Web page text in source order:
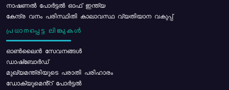
നാഷണൽ പോർട്ടൽ ഓഫ് ഇന്ത്യ
കേന്ദ്ര വനം പരിസ്ഥിതി കാലാവസ്ഥ വ്യതിയാന വകുപ്പ്
പ്രധാനപ്പെട്ട ലിങ്കുകൾ
ഓൺലൈൻ സേവനങ്ങൾ
ഡാഷ്ബോർഡ്
മുഖ്യമന്ത്രിയുടെ പരാതി പരിഹാരം
ഡോക്യുമെൻ്റ് പോർട്ടൽ